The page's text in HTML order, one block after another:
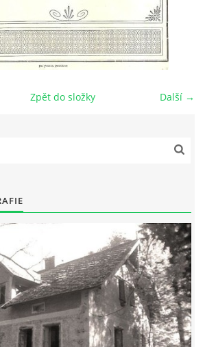
Kontakt:
tel. 773 916 275
info@domdej.cz
je realizován za finanční podpory
Další →
Zpět do složky